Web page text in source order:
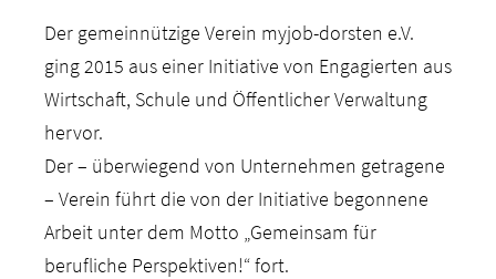
Der gemeinnützige Verein myjob-dorsten e.V.
ging 2015 aus einer Initiative von Engagierten aus
Wirtschaft, Schule und Öffentlicher Verwaltung
hervor.
Der – überwiegend von Unternehmen getragene
– Verein führt die von der Initiative begonnene
Arbeit unter dem Motto „Gemeinsam für
berufliche Perspektiven!“ fort.